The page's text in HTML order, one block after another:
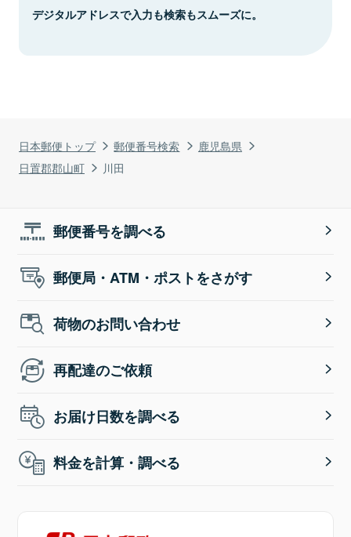
日本郵便トップ 郵便番号検索
鹿児島県
日置郡郡山町
川田
デジタルアドレスで入力も検索もスムーズに。
郵便番号を調べる
郵便局・ATM・ポストをさがす
荷物のお問い合わせ
再配達のご依頼
お届け日数を調べる
料金を計算・調べる